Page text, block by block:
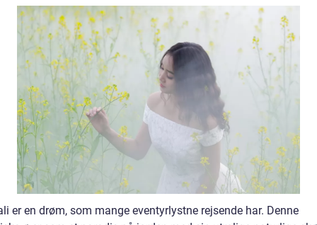
er en drøm, som mange eventyrlystne rejsende har. Denne